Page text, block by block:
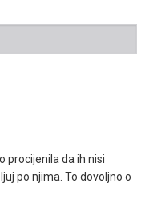
procijenila da ih nisi
po njima. To dovoljno o